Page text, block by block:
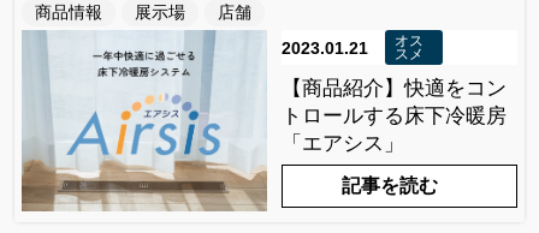
商品情報 展示場
店舗
2023.01.21
オス
スメ
【商品紹介】快適をコン
トロールする床下冷暖房
「エアシス」
記事を読む